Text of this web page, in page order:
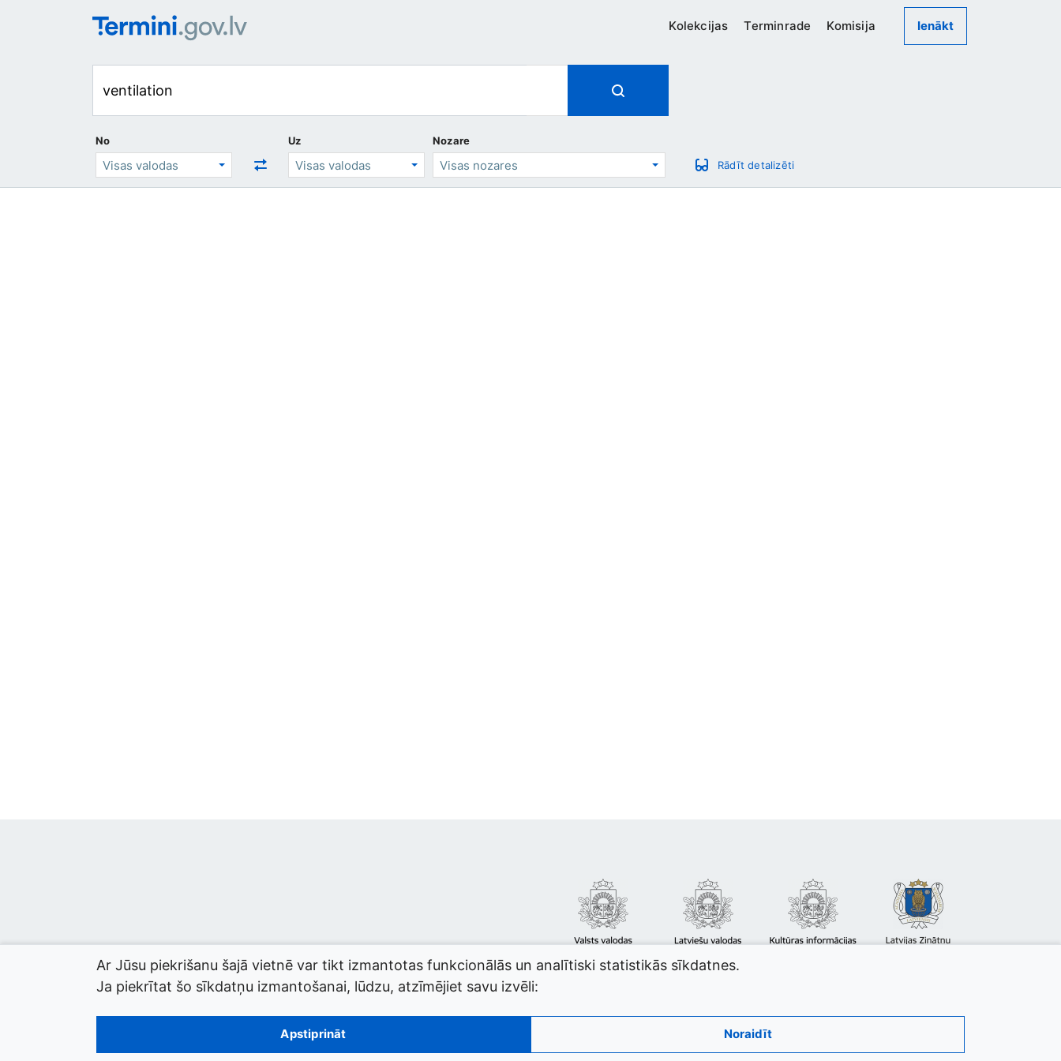
Kolekcijas Terminrade Komisija Ienākt
No Uz
Nozare
Rādīt detalizēti
© 2026 termini.gov.lv. Izstrādātājs:
Ar Jūsu piekrišanu šajā vietnē var tikt izmantotas funkcionālās un analītiski statistikās sīkdatnes.
Ja piekrītat šo sīkdatņu izmantošanai, lūdzu, atzīmējiet savu izvēli:
Apstiprināt Noraidīt